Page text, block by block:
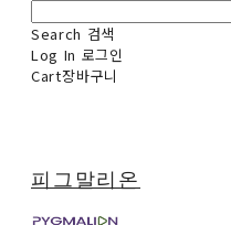
Search 검색
Log In 로그인
Cart장바구니
피그말리온